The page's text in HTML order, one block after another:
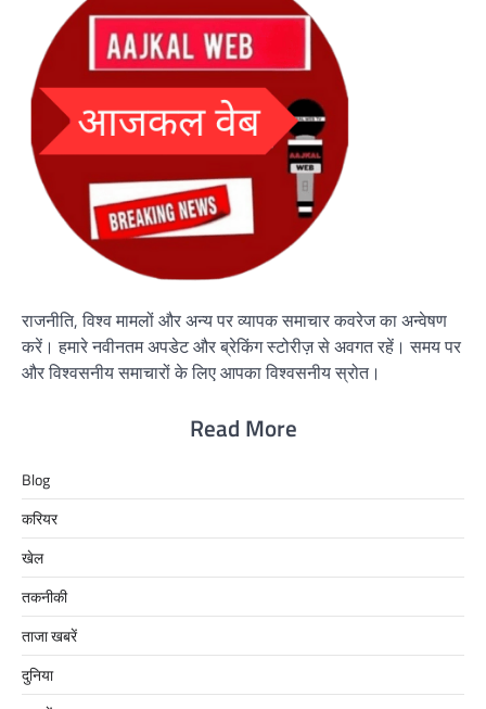
राजनीति, विश्व मामलों और अन्य पर व्यापक समाचार कवरेज का अन्वेषण
करें। हमारे नवीनतम अपडेट और ब्रेकिंग स्टोरीज़ से अवगत रहें। समय पर
और विश्वसनीय समाचारों के लिए आपका विश्वसनीय स्रोत।
Read More
Blog
करियर
खेल
तकनीकी
ताजा खबरें
दुनिया